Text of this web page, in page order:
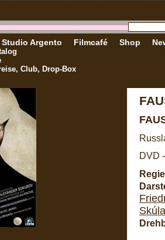
Club, Drop-Box
Studio Argento Filmcafé Shop
DVD